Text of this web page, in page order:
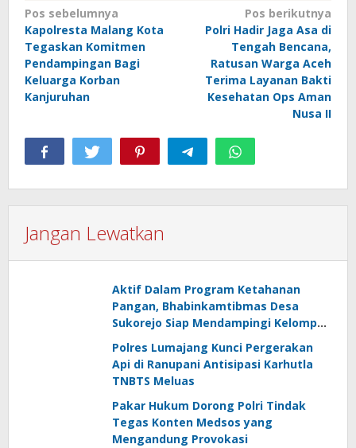
Navigasi
pos
Pos sebelumnya
Kapolresta Malang Kota
Tegaskan Komitmen
Pendampingan Bagi
Keluarga Korban
Kanjuruhan
Pos berikutnya
Polri Hadir Jaga Asa di
Tengah Bencana,
Ratusan Warga Aceh
Terima Layanan Bakti
Kesehatan Ops Aman
Nusa II
Jangan Lewatkan
Aktif Dalam Program Ketahanan
Pangan, Bhabinkamtibmas Desa
Sukorejo Siap Mendampingi Kelompok
Tani
Polres Lumajang Kunci Pergerakan
Api di Ranupani Antisipasi Karhutla
TNBTS Meluas
Pakar Hukum Dorong Polri Tindak
Tegas Konten Medsos yang
Mengandung Provokasi